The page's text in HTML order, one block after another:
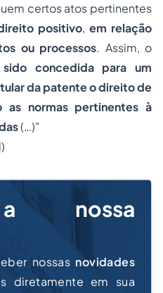
certos atos pertinentes
positivo, em relação
ou processos. Assim, o
concedida para um
da patente o direito de
as normas pertinentes à
(…)"
nossa
nossas novidades
diretamente em sua